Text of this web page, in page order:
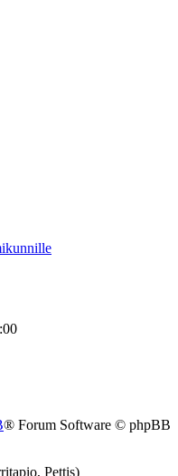
® Forum Software © phpBB
Pettis)